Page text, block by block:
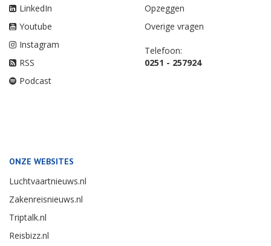
LinkedIn
Youtube
Instagram
RSS
Podcast
Opzeggen
Overige vragen
Telefoon:
0251 - 257924
ONZE WEBSITES
Luchtvaartnieuws.nl
Zakenreisnieuws.nl
Triptalk.nl
Reisbizz.nl